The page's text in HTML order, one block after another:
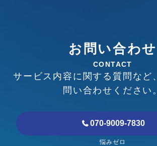
お問い合わせ
CONTACT
サービス内容に関する質問など
問い合わせください。
070-9009-7830
悩みゼロ